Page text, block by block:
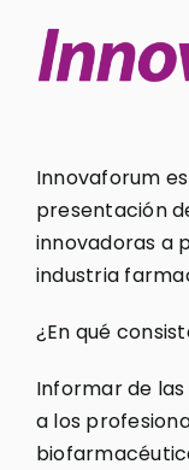
Innovaforum
presentación
innovadoras a
industria
¿En qué
Informar de
a los